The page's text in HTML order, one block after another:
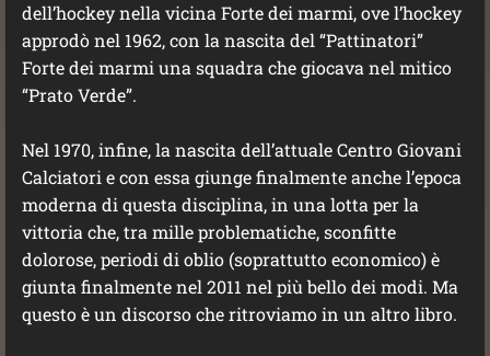
dell’hockey nella vicina Forte dei marmi, ove l’hockey
approdò nel 1962, con la nascita del “Pattinatori”
Forte dei marmi una squadra che giocava nel mitico
“Prato Verde”.
Nel 1970, infine, la nascita dell’attuale Centro Giovani
Calciatori e con essa giunge finalmente anche l’epoca
moderna di questa disciplina, in una lotta per la
vittoria che, tra mille problematiche, sconfitte
dolorose, periodi di oblio (soprattutto economico) è
giunta finalmente nel 2011 nel più bello dei modi. Ma
questo è un discorso che ritroviamo in un altro libro.